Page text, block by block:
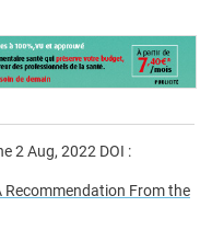
2 Aug, 2022 DOI :
Recommendation From the